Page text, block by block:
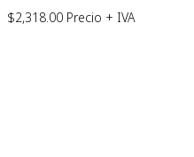
$2,318.00 Precio + IVA